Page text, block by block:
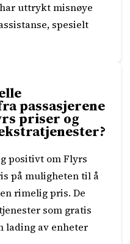
uttrykt misnøye
spesielt
passasjerene
priser og
positivt om Flyrs
på muligheten til å
rimelig pris. De
som gratis
lading av enheter